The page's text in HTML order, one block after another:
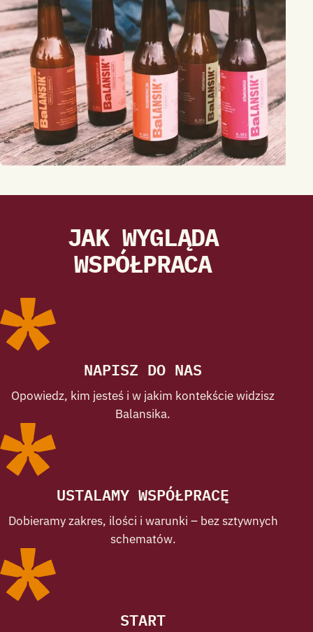
JAK WYGLĄDA
WSPÓŁPRACA
NAPISZ DO NAS
Opowiedz, kim jesteś i w jakim kontekście widzisz
Balansika.
USTALAMY WSPÓŁPRACĘ
Dobieramy zakres, ilości i warunki – bez sztywnych
schematów.
START